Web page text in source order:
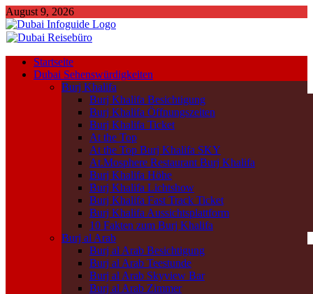
August 9, 2026
Startseite
Dubai Sehenswürdigkeiten
Burj Khalifa
Burj Khalifa Besichtigung
Burj Khalifa Öffnungszeiten
Burj Khalifa Ticket
At the Top
At the Top Burj Khalifa SKY
At.Mosphere Restaurant Burj Khalifa
Burj Khalifa Höhe
Burj Khalifa Lichtshow
Burj Khalifa Fast Track Ticket
Burj Khalifa Aussichtsplattform
10 Fakten zum Burj Khalifa
Burj al Arab
Burj al Arab Besichtigung
Burj al Arab Teestunde
Burj al Arab Skyview Bar
Burj al Arab Zimmer